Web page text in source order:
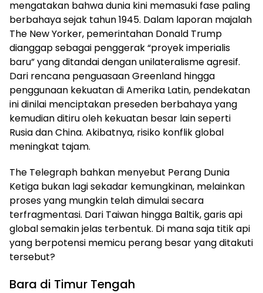
mengatakan bahwa dunia kini memasuki fase paling
berbahaya sejak tahun 1945. Dalam laporan majalah
The New Yorker, pemerintahan Donald Trump
dianggap sebagai penggerak “proyek imperialis
baru” yang ditandai dengan unilateralisme agresif.
Dari rencana penguasaan Greenland hingga
penggunaan kekuatan di Amerika Latin, pendekatan
ini dinilai menciptakan preseden berbahaya yang
kemudian ditiru oleh kekuatan besar lain seperti
Rusia dan China. Akibatnya, risiko konflik global
meningkat tajam.
The Telegraph bahkan menyebut Perang Dunia
Ketiga bukan lagi sekadar kemungkinan, melainkan
proses yang mungkin telah dimulai secara
terfragmentasi. Dari Taiwan hingga Baltik, garis api
global semakin jelas terbentuk. Di mana saja titik api
yang berpotensi memicu perang besar yang ditakuti
tersebut?
Bara di Timur Tengah